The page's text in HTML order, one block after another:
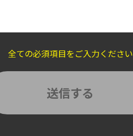
全ての必須項目をご入力ください